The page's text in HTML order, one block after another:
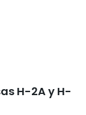
H-2A y H-